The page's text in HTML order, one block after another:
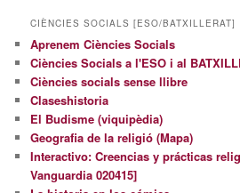
CIÈNCIES SOCIALS [ESO/BATXILLERAT]
Aprenem Ciències Socials
Ciències Socials a l'ESO i al
Ciències socials sense llibre
Claseshistoria
El Budisme (viquipèdia)
Geografia de la religió (Mapa)
Interactivo: Creencias y prácticas
Vanguardia 020415]